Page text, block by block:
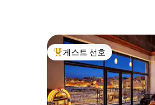
상위 게스트 선호
게스트 선호